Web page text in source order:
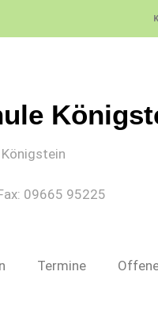
09665 95225
Termine